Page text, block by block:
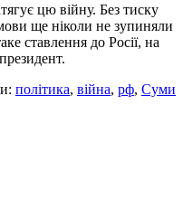
цю війну. Без тиску
ще ніколи не зупиняли
ставлення до Росії, на
політика, війна, рф, Суми